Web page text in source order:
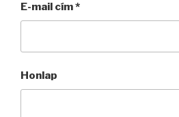
E-mail cím*
Honlap